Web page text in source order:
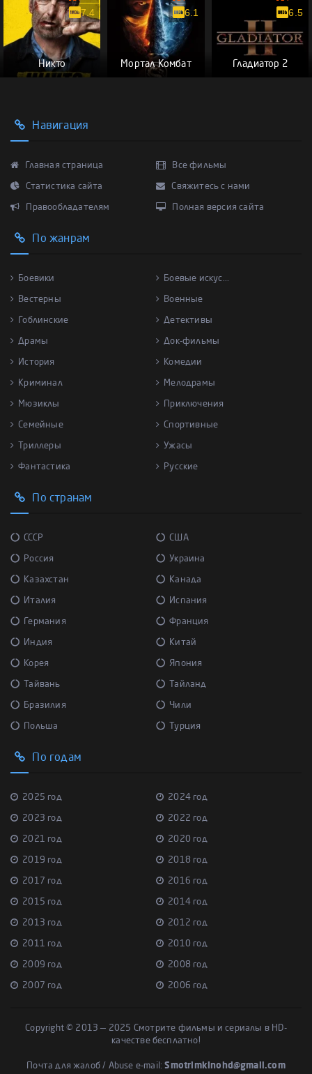
Никто
7.4
Мортал Комбат
6.1
Гладиатор 2
6.5
Навигация
Главная страница Все фильмы
Статистика сайта Свяжитесь с нами
Правообладателям Полная версия сайта
По жанрам
Боевики Боевые искус...
Вестерны Военные
Гоблинские Детективы
Драмы Док-фильмы
История Комедии
Криминал Мелодрамы
Мюзиклы Приключения
Семейные Спортивные
Триллеры Ужасы
Фантастика Русские
По странам
СССР США
Россия Украина
Казахстан Канада
Италия Испания
Германия Франция
Индия Китай
Корея Япония
Тайвань Тайланд
Бразилия Чили
Польша Турция
По годам
2025 год 2024 год
2023 год 2022 год
2021 год 2020 год
2019 год 2018 год
2017 год 2016 год
2015 год 2014 год
2013 год 2012 год
2011 год 2010 год
2009 год 2008 год
2007 год 2006 год
Copyright © 2013 — 2025 Смотрите фильмы и сериалы в HD-
качестве бесплатно!
Почта для жалоб / Abuse e-mail:Smotrimkinohd@gmail.com